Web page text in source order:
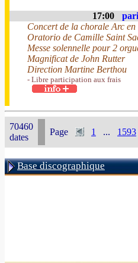
17:00
Concert de la chorale Arc
Oratorio de Camille Saint
Messe solennelle pour 2
Magnificat de John Rutter
Direction Martine Berthou
- Libre participation aux frais
70460
dates
Page 1 ... 1593
Base discographique